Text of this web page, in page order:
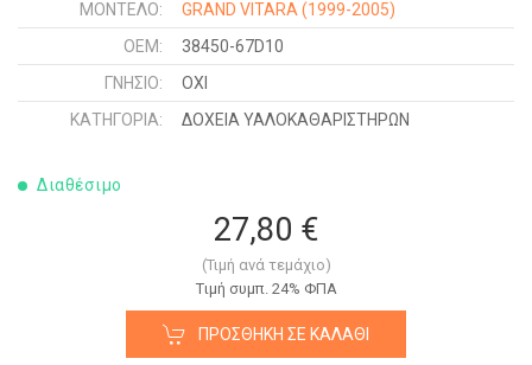
ΜΟΝΤΕΛΟ:
GRAND VITARA (1999-2005)
OEM:
38450-67D10
ΓΝΉΣΙΟ:
ΟΧΙ
ΚΑΤΗΓΟΡΊΑ:
ΔΟΧΕΙΑ ΥΑΛΟΚΑΘΑΡΙΣΤΗΡΩΝ
Διαθέσιμο
27,80 €
(Τιμή ανά τεμάχιο)
Tιμή συμπ. 24% ΦΠΑ
ΠΡΟΣΘΉΚΗ ΣΕ ΚΑΛΆΘΙ